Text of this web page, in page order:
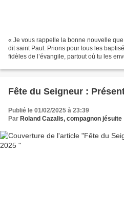
« Je vous rappelle la bonne nouvelle
dit saint Paul. Prions pour tous les
fidèles de l’évangile, partout où tu les
Fête du Seigneur :
Publié le 01/02/2025 à 23:39
Par Roland Cazalis, compagnon jésuite